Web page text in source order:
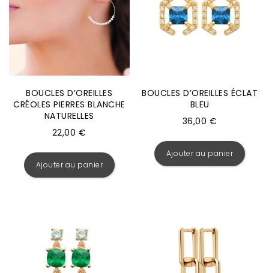
BOUCLES D’OREILLES
CRÉOLES PIERRES BLANCHE
NATURELLES
22,00 €
Ajouter au panier
BOUCLES D’OREILLES ÉCLAT
BLEU
36,00 €
Ajouter au panier